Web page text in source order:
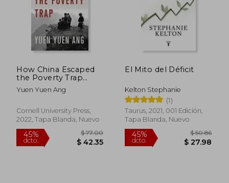
dcto. $ 27.33
45%
dcto.
How China Escaped
the Poverty Trap
(Cornell Studies in
Political Economy)
Yuen Yuen Ang
Cornell University Press,
2022, Tapa Blanda, Nuevo
El Mito del Déficit
Kelton Stephanie
(1)
Taurus, 2021, 001 Edición,
Tapa Blanda, Nuevo